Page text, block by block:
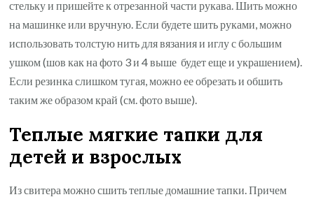
стельку и пришейте к отрезанной части рукава. Шить можно
на машинке или вручную. Если будете шить руками, можно
использовать толстую нить для вязания и иглу с большим
ушком (шов как на фото 3 и 4 выше будет еще и украшением).
Если резинка слишком тугая, можно ее обрезать и обшить
таким же образом край (см. фото выше).
Теплые мягкие тапки для
детей и взрослых
Из свитера можно сшить теплые домашние тапки. Причем